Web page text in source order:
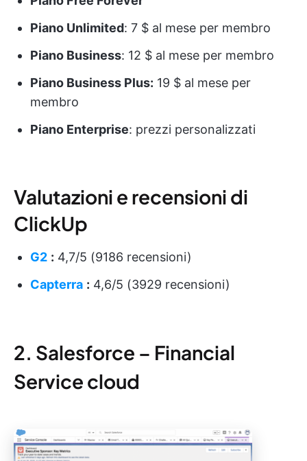
Piano Unlimited: 7 $ al mese per membro
Piano Business: 12 $ al mese per membro
Piano Business Plus: 19 $ al mese per
membro
Piano Enterprise: prezzi personalizzati
Valutazioni e recensioni di
ClickUp
G2 : 4,7/5 (9186 recensioni)
Capterra : 4,6/5 (3929 recensioni)
2. Salesforce – Financial
Service cloud